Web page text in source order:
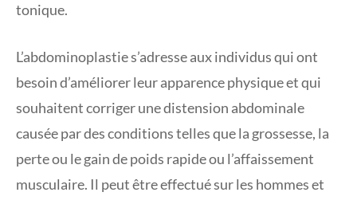
tonique.
L’abdominoplastie s’adresse aux individus qui ont
besoin d’améliorer leur apparence physique et qui
souhaitent corriger une distension abdominale
causée par des conditions telles que la grossesse, la
perte ou le gain de poids rapide ou l’affaissement
musculaire. Il peut être effectué sur les hommes et